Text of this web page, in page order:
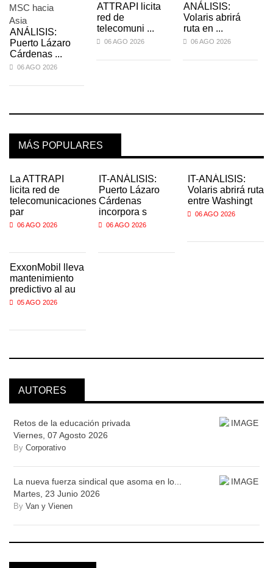
ANÁLISIS:
Puerto Lázaro
Cárdenas ...
06 AGO 2026
ATTRAPI licita
red de
telecomuni ...
06 AGO 2026
ANÁLISIS:
Volaris abrirá
ruta en ...
06 AGO 2026
MÁS POPULARES
La ATTRAPI
licita red de
telecomunicaciones
par
06 AGO 2026
ExxonMobil lleva
mantenimiento
predictivo al au
05 AGO 2026
IT-ANÁLISIS:
Puerto Lázaro
Cárdenas
incorpora s
06 AGO 2026
IT-ANÁLISIS:
Volaris abrirá ruta
entre Washingt
06 AGO 2026
AUTORES
Retos de la educación privada
Viernes, 07 Agosto 2026
By Corporativo
La nueva fuerza sindical que asoma en lo...
Martes, 23 Junio 2026
By Van y Vienen